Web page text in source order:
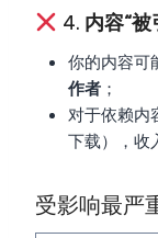
4. 内容“
你的内容可
作者 ；
对于依赖内
下载），收
受影响最严